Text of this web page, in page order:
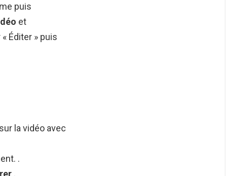
puis
et
Éditer » puis
la vidéo avec
.
.